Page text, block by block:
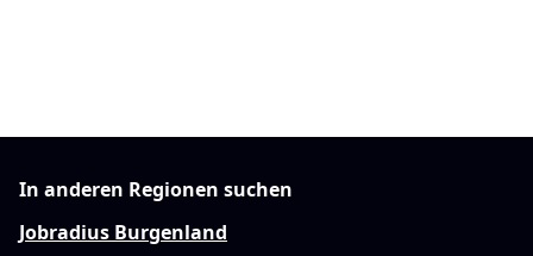
In anderen Regionen suchen
Jobradius Burgenland